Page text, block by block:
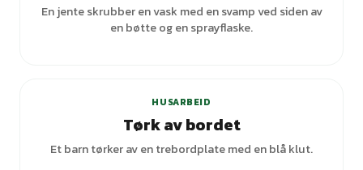
En jente skrubber en vask med en svamp ved siden av
en bøtte og en sprayflaske.
HUSARBEID
Tørk av bordet
Et barn tørker av en trebordplate med en blå klut.